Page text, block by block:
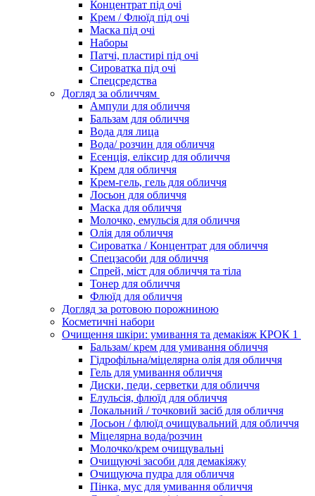
Концентрат під очі
Крем / Флюїд під очі
Маска під очі
Наборы
Патчі, пластирі під очі
Сироватка під очі
Спецсредства
Догляд за обличчям
Ампули для обличчя
Бальзам для обличчя
Вода для лица
Вода/ розчин для обличчя
Есенція, еліксир для обличчя
Крем для обличчя
Крем-гель, гель для обличчя
Лосьон для обличчя
Маска для обличчя
Молочко, емульсія для обличчя
Олія для обличчя
Сироватка / Концентрат для обличчя
Спецзасоби для обличчя
Спрей, міст для обличчя та тіла
Тонер для обличчя
Флюїд для обличчя
Догляд за ротовою порожниною
Косметичні набори
Очищення шкіри: умивання та демакіяж КРОК 1
Бальзам/ крем для умивання обличчя
Гідрофільна/міцелярна олія для обличчя
Гель для умивання обличчя
Диски, педи, серветки для обличчя
Елульсія, флюїд для обличчя
Локальний / точковий засіб для обличчя
Лосьон / флюїд очищувальний для обличчя
Міцелярна вода/розчин
Молочко/крем очищувальні
Очищуючі засоби для демакіяжу
Очищуюча пудра для обличчя
Пінка, мус для умивання обличчя